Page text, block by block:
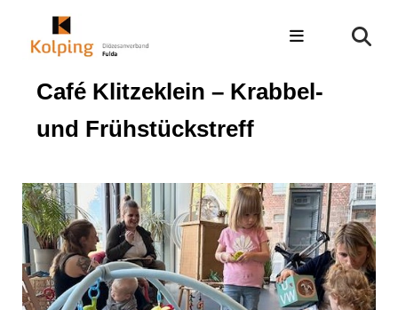
Café Klitzeklein – Krabbel-
und Frühstückstreff